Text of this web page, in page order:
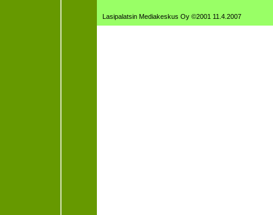
Lasipalatsin Mediakeskus Oy ©2001 11.4.2007